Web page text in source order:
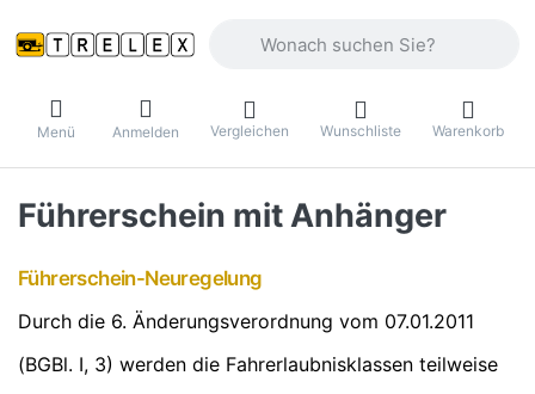
Menü Anmelden Vergleichen Wunschliste Warenkorb
Führerschein mit Anhänger
Führerschein-Neuregelung
Durch die 6. Änderungsverordnung vom 07.01.2011
(BGBl. I, 3) werden die Fahrerlaubnisklassen teilweise